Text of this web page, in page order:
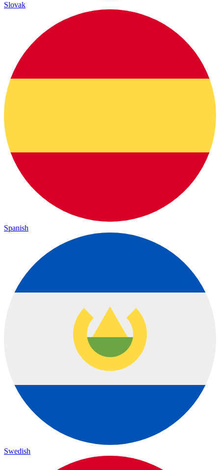
Slovak
Spanish
Swedish